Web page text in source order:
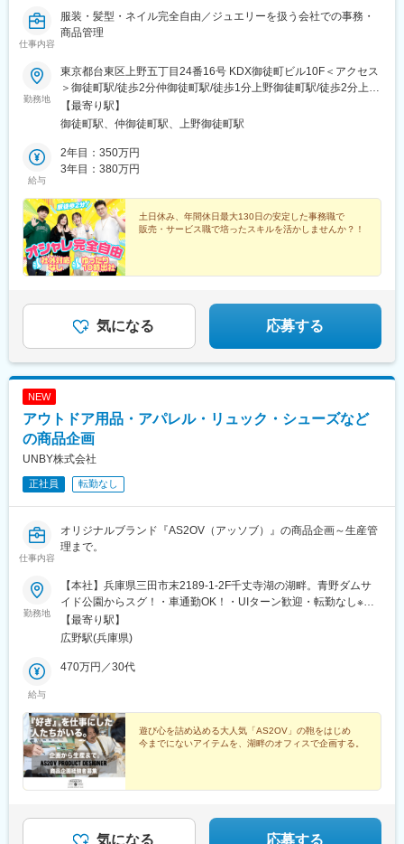
仕事内容
服装・髪型・ネイル完全自由／ジュエリーを扱う会社での事務・
商品管理
勤務地
東京都台東区上野五丁目24番16号 KDX御徒町ビル10F＜アクセス
＞御徒町駅/徒歩2分仲御徒町駅/徒歩1分上野御徒町駅/徒歩2分上野
駅/徒歩10分京成上野駅/徒歩10分
【最寄り駅】
御徒町駅、仲御徒町駅、上野御徒町駅
給与
2年目：350万円
3年目：380万円
土日休み、年間休日最大130日の安定した事務職で
販売・サービス職で培ったスキルを活かしませんか？！
気になる 応募する
NEW
アウトドア用品・アパレル・リュック・シューズなど
の商品企画
UNBY株式会社
正社員 転勤なし
仕事内容
オリジナルブランド『AS2OV（アッソブ）』の商品企画～生産管
理まで。
勤務地
【本社】兵庫県三田市末2189-1-2F千丈寺湖の湖畔。青野ダムサ
イド公園からスグ！・車通勤OK！・UIターン歓迎・転勤なし※ス
トア一体型の職場です！企画した商品がショップに並ぶところを
みることができます。お客様の反響も手に取るようにわかりま
オフィス／東京都渋谷区神宮前3-18-23 2F東京オフィス勤務を希
【最寄り駅】
広野駅(兵庫県)
給与
470万円／30代
遊び心を詰め込める大人気「AS2OV」の鞄をはじめ
今までにないアイテムを、湖畔のオフィスで企画する。
気になる 応募する